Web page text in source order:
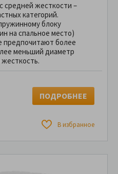
средней жесткости –
категорий.
блоку
на спальное место)
более
меньший диаметр
В избранное
ПОДРОБНЕЕ